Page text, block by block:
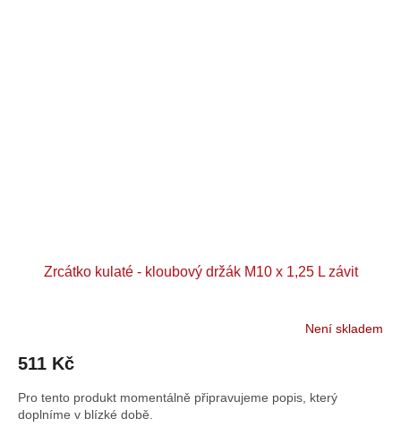
Zrcátko kulaté - kloubový držák M10 x 1,25 L závit
Není skladem
511 Kč
Pro tento produkt momentálně připravujeme popis, který
doplníme v blízké době.